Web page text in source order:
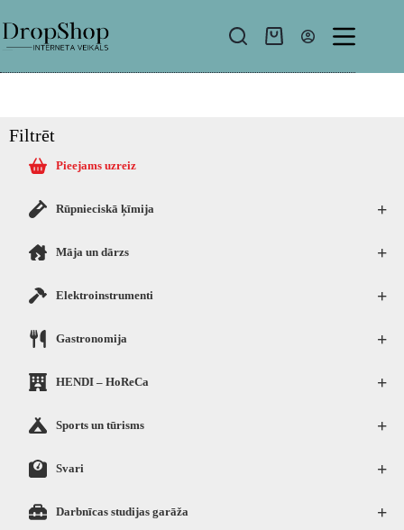
Filtrēt
Pieejams uzreiz
+
Rūpnieciskā ķīmija
+
Māja un dārzs
+
Elektroinstrumenti
+
Gastronomija
+
HENDI – HoReCa
+
Sports un tūrisms
+
Svari
+
Darbnīcas studijas garāža